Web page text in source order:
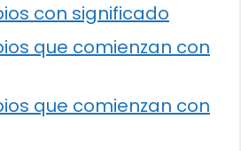
con significado
que comienzan con
que comienzan con